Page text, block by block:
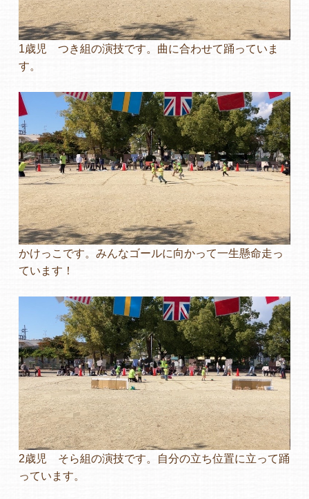
1歳児 つき組の演技です。曲に合わせて踊っていま
す。
かけっこです。みんなゴールに向かって一生懸命走っ
ています！
2歳児 そら組の演技です。自分の立ち位置に立って踊
っています。